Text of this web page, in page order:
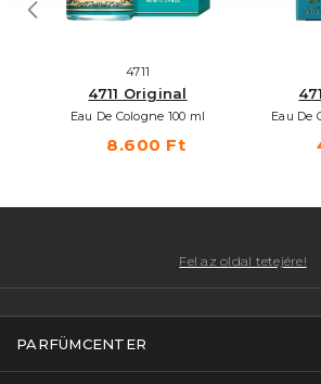
4711
4711 Original
Eau De Cologne 100 ml
8.600 Ft
Eau De
Fel az oldal tetejére!
PARFÜMCENTER